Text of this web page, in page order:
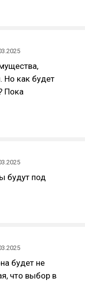
Но как будет
Пока
будут под
будет не
что выбор в